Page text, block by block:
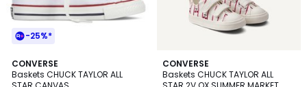
-25%*
CONVERSE
Baskets CHUCK TAYLOR ALL
4,6
/ 5
3
Couleurs
CONVERSE
Baskets CHUCK TAYLOR ALL